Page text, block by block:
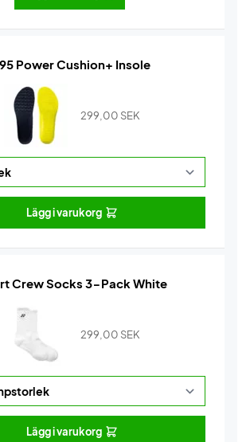
Power Cushion+ Insole
299,00 SEK
Lägg i varukorg
Crew Socks 3-Pack White
299,00 SEK
Lägg i varukorg